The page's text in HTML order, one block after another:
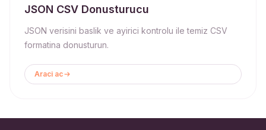
JSON CSV Donusturucu
JSON verisini baslik ve ayirici kontrolu ile temiz CSV
formatina donusturun.
Araci ac